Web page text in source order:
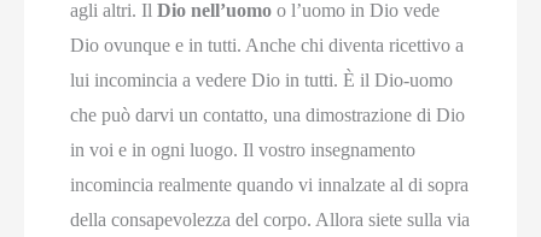
agli altri. IlDio nell’uomo o l’uomo in Dio vede
Dio ovunque e in tutti. Anche chi diventa ricettivo a
lui incomincia a vedere Dio in tutti. È il Dio-uomo
che può darvi un contatto, una dimostrazione di Dio
in voi e in ogni luogo. Il vostro insegnamento
incomincia realmente quando vi innalzate al di sopra
della consapevolezza del corpo. Allora siete sulla via